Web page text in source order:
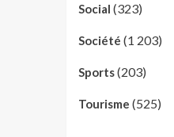
Social (323)
Société (1 203)
Sports(203)
Tourisme (525)